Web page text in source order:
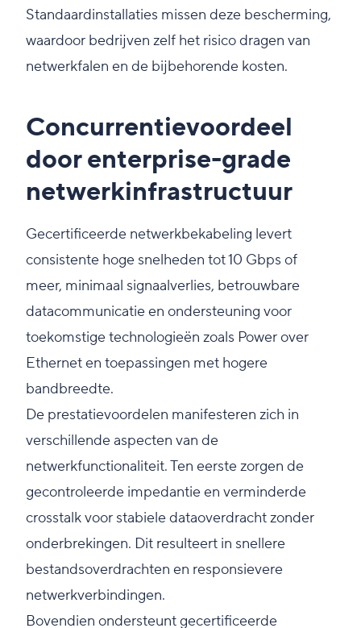
Standaardinstallaties missen deze bescherming,
waardoor bedrijven zelf het risico dragen van
netwerkfalen en de bijbehorende kosten.
Concurrentievoordeel
door enterprise-grade
netwerkinfrastructuur
Gecertificeerde netwerkbekabeling levert
consistente hoge snelheden tot 10 Gbps of
meer, minimaal signaalverlies, betrouwbare
datacommunicatie en ondersteuning voor
toekomstige technologieën zoals Power over
Ethernet en toepassingen met hogere
bandbreedte.
De prestatievoordelen manifesteren zich in
verschillende aspecten van de
netwerkfunctionaliteit. Ten eerste zorgen de
gecontroleerde impedantie en verminderde
crosstalk voor stabiele dataoverdracht zonder
onderbrekingen. Dit resulteert in snellere
bestandsoverdrachten en responsievere
netwerkverbindingen.
Bovendien ondersteunt gecertificeerde